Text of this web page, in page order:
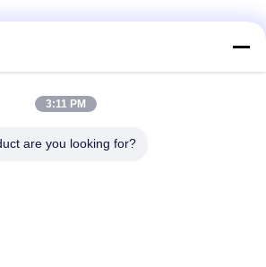
DISTRICT DE WUJIN, VILLE DE
3:11 PM
are you looking for?